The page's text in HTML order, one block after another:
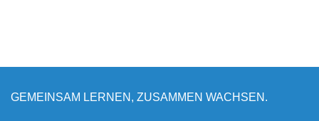
GEMEINSAM LERNEN, ZUSAMMEN WACHSEN.